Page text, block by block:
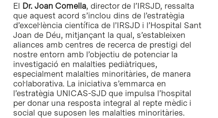
El Dr. Joan Comella, director de l’IRSJD, ressalta
que aquest acord s’inclou dins de l’estratègia
d’excel·lència científica de l’IRSJD i l’Hospital Sant
Joan de Déu, mitjançant la qual, s’estableixen
aliances amb centres de recerca de prestigi del
nostre entorn amb l’objectiu de potenciar la
investigació en malalties pediàtriques,
especialment malalties minoritàries, de manera
col·laborativa. La iniciativa s’emmarca en
l’estratègia UNICAS-SJD que impulsa l’hospital
per donar una resposta integral al repte mèdic i
social que suposen les malalties minoritàries.